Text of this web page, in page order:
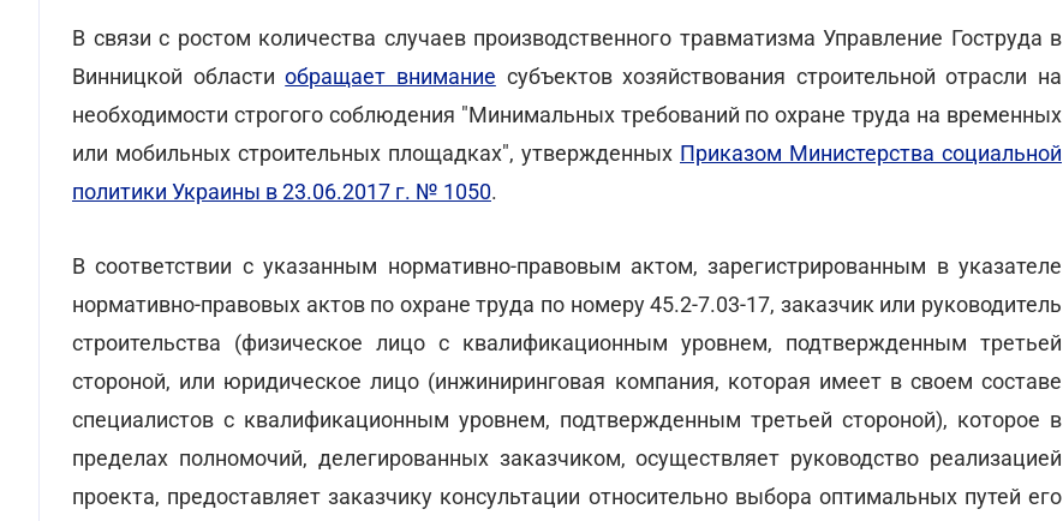
В связи с ростом количества случаев производственного травматизма Управление Гоструда в
Винницкой областиобращает внимание субъектов хозяйствования строительной отрасли на
необходимости строгого соблюдения "Минимальных требований по охране труда на временных
или мобильных строительных площадках", утвержденных Приказом Министерства социальной
политики Украины в 23.06.2017 г. № 1050.
В соответствии с указанным нормативно-правовым актом, зарегистрированным в указателе
нормативно-правовых актов по охране труда по номеру 45.2-7.03-17, заказчик или руководитель
строительства (физическое лицо с квалификационным уровнем, подтвержденным третьей
стороной, или юридическое лицо (инжиниринговая компания, которая имеет в своем составе
специалистов с квалификационным уровнем, подтвержденным третьей стороной), которое в
пределах полномочий, делегированных заказчиком, осуществляет руководство реализацией
проекта, предоставляет заказчику консультации относительно выбора оптимальных путей его